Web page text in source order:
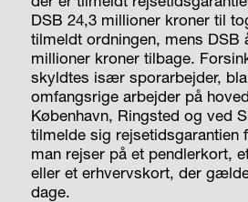
DSB 24,3 millioner kroner til
tilmeldt ordningen, mens DSB
millioner kroner tilbage.
skyldtes især sporarbejder,
omfangsrige arbejder på
København, Ringsted og ved
tilmelde sig rejsetidsgarantien
man rejser på et pendlerkort,
eller et erhvervskort, der
dage.